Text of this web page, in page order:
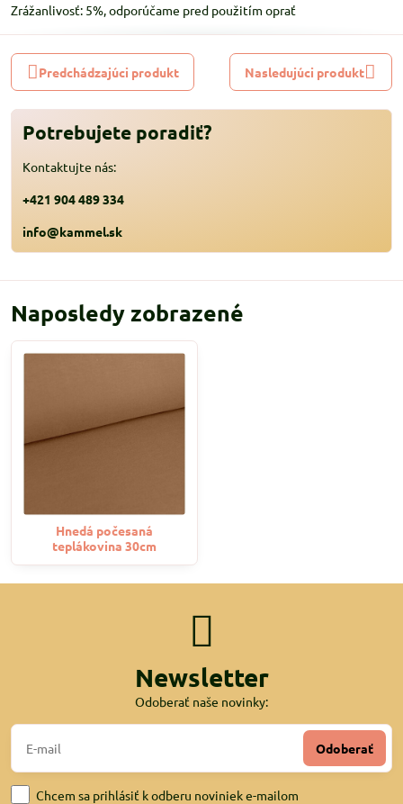
Zrážanlivosť: 5%, odporúčame pred použitím oprať
Predchádzajúci produkt Nasledujúci produkt
Potrebujete poradiť?
Kontaktujte nás:
+421 904 489 334
info@kammel.sk
Naposledy zobrazené
Hnedá počesaná
teplákovina 30cm
Newsletter
Odoberať naše novinky:
Odoberať
Chcem sa prihlásiť k odberu noviniek e-mailom